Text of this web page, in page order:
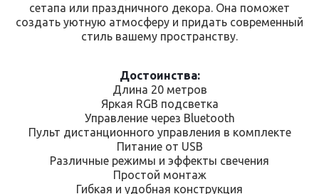
сетапа или праздничного декора. Она поможет
создать уютную атмосферу и придать современный
стиль вашему пространству.
Достоинства:
Длина 20 метров
Яркая RGB подсветка
Управление через Bluetooth
Пульт дистанционного управления в комплекте
Питание от USB
Различные режимы и эффекты свечения
Простой монтаж
Гибкая и удобная конструкция